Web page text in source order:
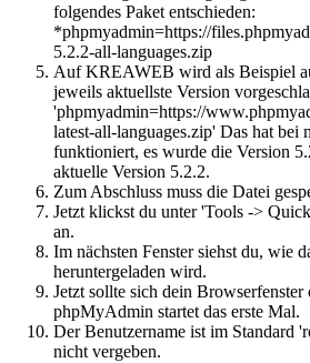
folgendes Paket entschieden:
*phpmyadmin=https://
5.2.2-all-languages.zip
AufKREAWEB wird als Beispiel
jeweils aktuellste Version
'phpmyadmin=https://
latest-all-languages.zip' Das hat bei
funktioniert, es wurde die Version
aktuelle Version 5.2.2.
Zum Abschluss muss die Datei
Jetzt klickst du unter 'Tools ->
an.
Im nächsten Fenster siehst du, wie
heruntergeladen wird.
Jetzt sollte sich dein
phpMyAdmin startet das erste Mal.
Der Benutzername ist im Standard
nicht vergeben.